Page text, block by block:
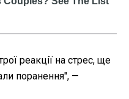
реакції на стрес, ще
поранення", —